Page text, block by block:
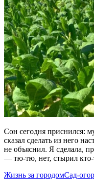
Сон сегодня приснился:
сказал сделать из него
не объяснил. Я сделала,
— тю-тю, нет, стырил кто-
Жизнь за городомСад-